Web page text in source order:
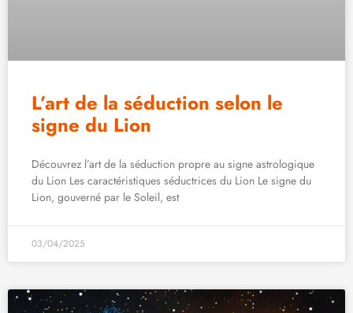
L’art de la séduction selon le
signe du Lion
Découvrez l’art de la séduction propre au signe astrologique
du Lion Les caractéristiques séductrices du Lion Le signe du
Lion, gouverné par le Soleil, est
03/04/2025